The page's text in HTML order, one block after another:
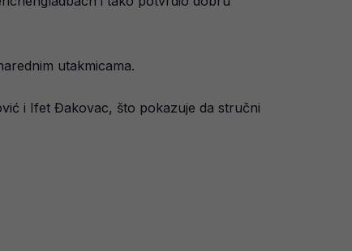
utakmicama.
i Ifet Đakovac, što pokazuje da stručni